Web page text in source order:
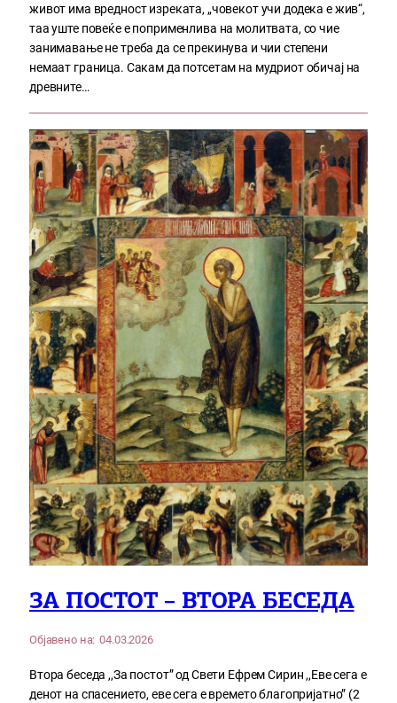
живот има вредност изреката, „човекот учи додека е жив“,
таа уште повеќе е поприменлива на молитвата, со чие
занимавање не треба да се прекинува и чии степени
немаат граница. Сакам да потсетам на мудриот обичај на
древните…
ЗА ПОСТОТ – ВТОРА БЕСЕДА
Објавено на: 04.03.2026
Втора беседа ,,За постот” од Свети Ефрем Сирин ,,Еве сега е
денот на спасението, еве сега е времето благопријатно” (2